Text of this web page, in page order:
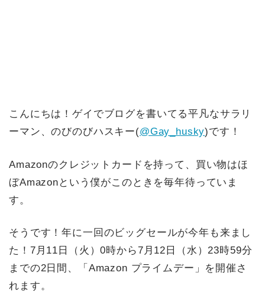
こんにちは！ゲイでブログを書いてる平凡なサラリ
ーマン、のびのびハスキー(@Gay_husky)です！
Amazonのクレジットカードを持って、買い物はほ
ぼAmazonという僕がこのときを毎年待っていま
す。
そうです！年に一回のビッグセールが今年も来まし
た！7月11日（火）0時から7月12日（水）23時59分
までの2日間、「Amazon プライムデー」を開催さ
れます。